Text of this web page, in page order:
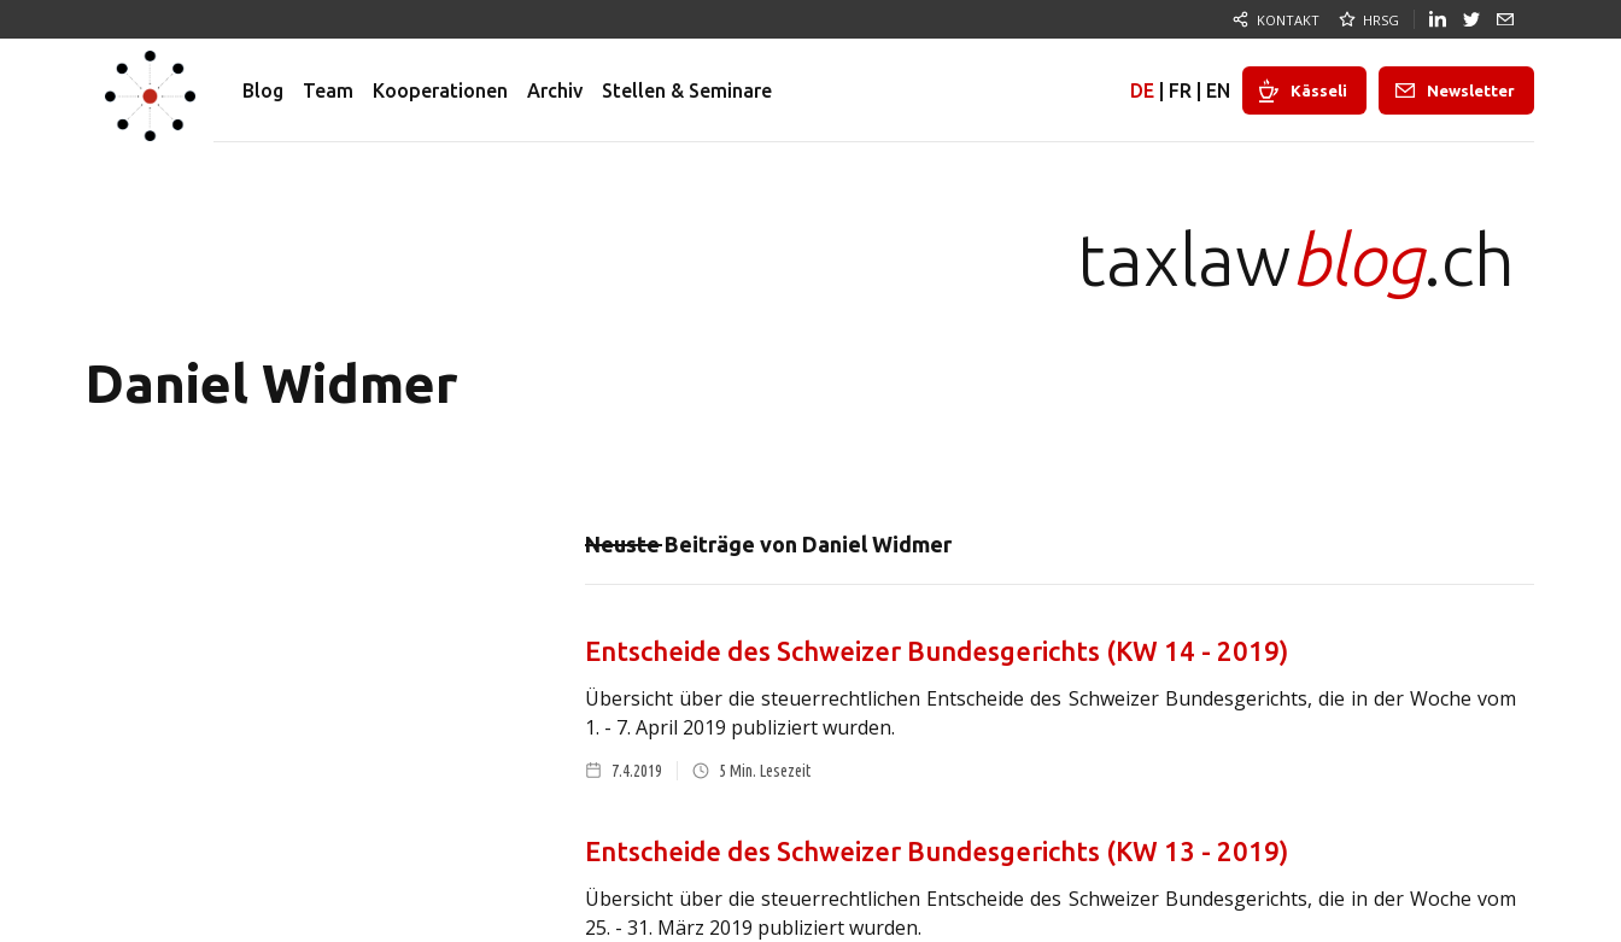
KONTAKT HRSG
Blog Team Kooperationen Archiv Stellen & Seminare DE FR EN Kässeli Newsletter
taxlawblog.ch
Daniel Widmer
Neuste Beiträge von Daniel Widmer
Entscheide des Schweizer Bundesgerichts (KW 14 - 2019)
Übersicht über die steuerrechtlichen Entscheide des Schweizer Bundesgerichts, die in der Woche vom
1. - 7. April 2019 publiziert wurden.
7.4.2019 5 Min. Lesezeit
Entscheide des Schweizer Bundesgerichts (KW 13 - 2019)
Übersicht über die steuerrechtlichen Entscheide des Schweizer Bundesgerichts, die in der Woche vom
25. - 31. März 2019 publiziert wurden.